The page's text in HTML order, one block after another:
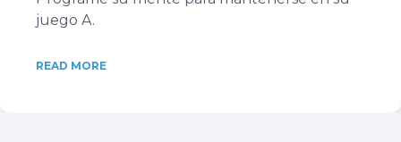
juego A.
READ MORE